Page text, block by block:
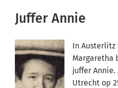
Juffer Annie
In Austerlitz
Margaretha
juffer
Utrecht op